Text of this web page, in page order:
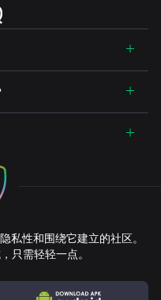
私性和围绕它建立的社区。
只需轻轻一点。